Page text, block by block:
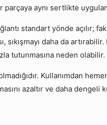
parçaya aynı sertlikte
standart yönde açılır;
sıkışmayı daha da
tutunmasına neden olabilir.
Kullanımdan
azaltır ve daha